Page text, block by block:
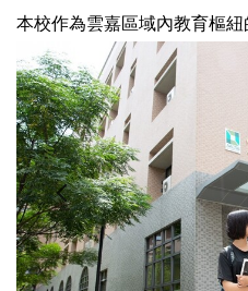
本校作為雲嘉區域內教育樞紐